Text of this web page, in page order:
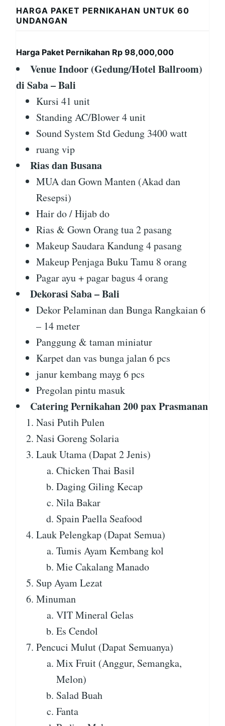
HARGA PAKET PERNIKAHAN UNTUK 60
UNDANGAN
Harga Paket Pernikahan Rp 98,000,000
Venue Indoor (Gedung/Hotel Ballroom)
di Saba – Bali
Kursi 41 unit
Standing AC/Blower 4 unit
Sound System Std Gedung 3400 watt
ruang vip
Rias dan Busana
MUA dan Gown Manten (Akad dan
Resepsi)
Hair do / Hijab do
Rias & Gown Orang tua 2 pasang
Makeup Saudara Kandung 4 pasang
Makeup Penjaga Buku Tamu 8 orang
Pagar ayu + pagar bagus 4 orang
Dekorasi Saba – Bali
Dekor Pelaminan dan Bunga Rangkaian 6
– 14 meter
Panggung & taman miniatur
Karpet dan vas bunga jalan 6 pcs
janur kembang mayg 6 pcs
Pregolan pintu masuk
Catering Pernikahan 200 pax Prasmanan
Nasi Putih Pulen
Nasi Goreng Solaria
Lauk Utama (Dapat 2 Jenis)
Chicken Thai Basil
Daging Giling Kecap
Nila Bakar
Spain Paella Seafood
Lauk Pelengkap (Dapat Semua)
Tumis Ayam Kembang kol
Mie Cakalang Manado
Sup Ayam Lezat
Minuman
VIT Mineral Gelas
Es Cendol
Pencuci Mulut (Dapat Semuanya)
Mix Fruit (Anggur, Semangka,
Melon)
Salad Buah
Fanta